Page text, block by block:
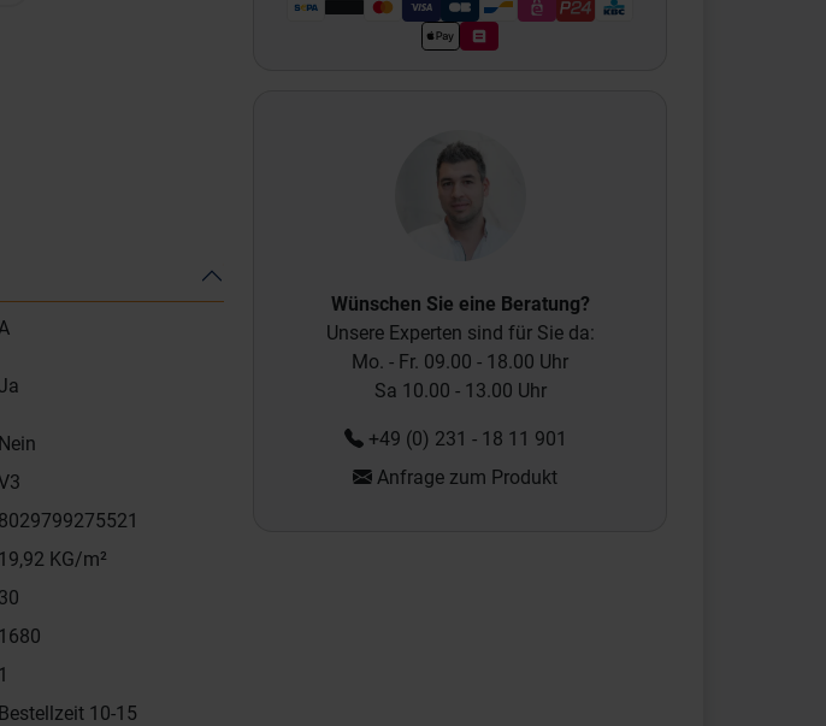
Nein
8029799275521
19,92 KG/m²
30
1680
1
Bestellzeit 10-15
Wünschen Sie eine Beratung?
Unsere Experten sind für Sie da:
Mo. - Fr. 09.00 - 18.00 Uhr
Sa 10.00 - 13.00 Uhr
+49 (0) 231 - 18 11 901
Anfrage zum Produkt